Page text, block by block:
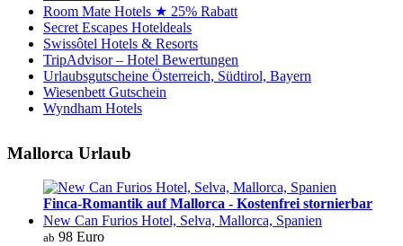
Room Mate Hotels ★ 25% Rabatt
Secret Escapes Hoteldeals
Swissôtel Hotels & Resorts
TripAdvisor – Hotel Bewertungen
Urlaubsgutscheine Österreich, Südtirol, Bayern
Wiesenbett Gutschein
Wyndham Hotels
Mallorca Urlaub
Finca-Romantik auf Mallorca - Kostenfrei stornierbar
New Can Furios Hotel, Selva, Mallorca, Spanien
ab 98 Euro